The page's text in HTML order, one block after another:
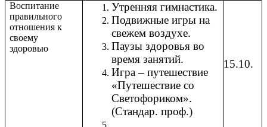
Воспитание
правильного
отношения к
своему
здоровью
Утренняя гимнастика.
Подвижные игры на
свежем воздухе.
Паузы здоровья во
время занятий.
Игра – путешествие
«Путешествие со
Светофориком».
(Стандар. проф.)
15.10.